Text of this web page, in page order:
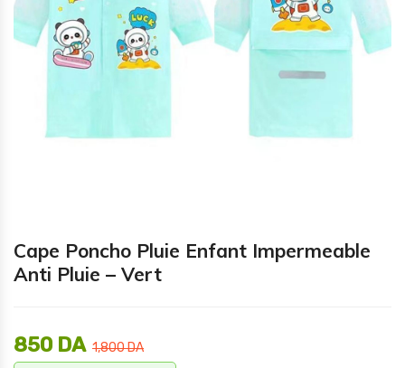
Cape Poncho Pluie Enfant Impermeable
Anti Pluie – Vert
1,800DA
850 DA